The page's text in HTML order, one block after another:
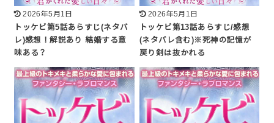
2026年5月1日
トッケビ第5話あらすじ(ネタバ
レ)感想！解説あり 結婚する意
味ある？
2026年5月1日
トッケビ第13話あらすじ/感想
(ネタバレ含む)※死神の記憶が
戻り剣は抜かれる